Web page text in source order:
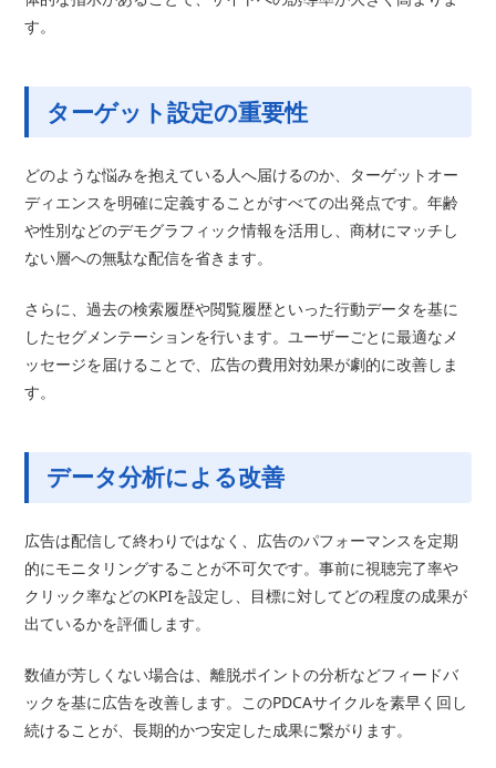
す。
ターゲット設定の重要性
どのような悩みを抱えている人へ届けるのか、ターゲットオー
ディエンスを明確に定義することがすべての出発点です。年齢
や性別などのデモグラフィック情報を活用し、商材にマッチし
ない層への無駄な配信を省きます。
さらに、過去の検索履歴や閲覧履歴といった行動データを基に
したセグメンテーションを行います。ユーザーごとに最適なメ
ッセージを届けることで、広告の費用対効果が劇的に改善しま
す。
データ分析による改善
広告は配信して終わりではなく、広告のパフォーマンスを定期
的にモニタリングすることが不可欠です。事前に視聴完了率や
クリック率などのKPIを設定し、目標に対してどの程度の成果が
出ているかを評価します。
数値が芳しくない場合は、離脱ポイントの分析などフィードバ
ックを基に広告を改善します。このPDCAサイクルを素早く回し
続けることが、長期的かつ安定した成果に繋がります。